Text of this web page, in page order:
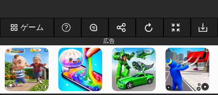
ゲーム
広告